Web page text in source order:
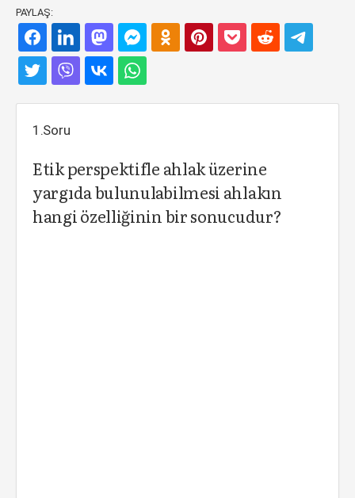
PAYLAŞ:
1.Soru
Etik perspektifle ahlak üzerine
yargıda bulunulabilmesi ahlakın
hangi özelliğinin bir sonucudur?